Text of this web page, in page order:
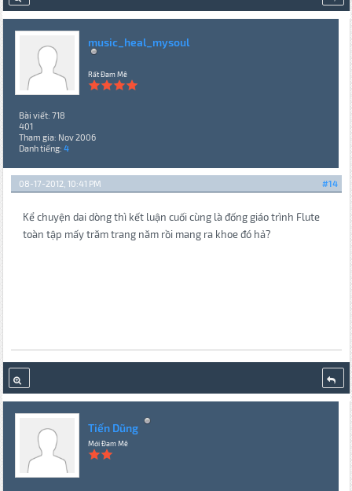
music_heal_mysoul
Rất Đam Mê
Bài viết: 718
401
Tham gia: Nov 2006
Danh tiếng: 4
#14
08-17-2012, 10:41 PM
Kể chuyện dai dòng thì kết luận cuối cùng là đống giáo trình Flute
toàn tập mấy trăm trang năm rồi mang ra khoe đó hả?
Tiến Dũng
Mới Đam Mê